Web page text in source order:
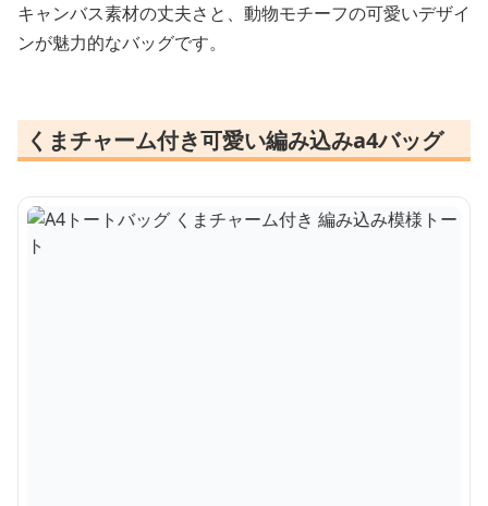
キャンバス素材の丈夫さと、動物モチーフの可愛いデザイ
ンが魅力的なバッグです。
くまチャーム付き可愛い編み込みa4バッグ